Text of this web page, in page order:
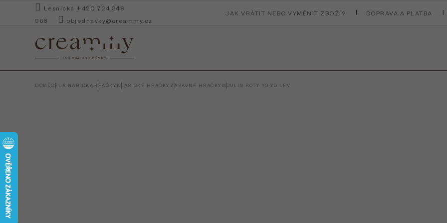
Lesnická +420 724 349
968
objednavky@creammy.cz
JAK VRÁTIT NEBO VYMĚNIT ZBOŽÍ? DOPRAVA A PLATBA
DOMŮCELÁ NABÍDKAHRAČKY KLASICKÉ HRAČKY ZÁBAVNÉ HRAČKY MOULIN ROTY YO-YO LEV